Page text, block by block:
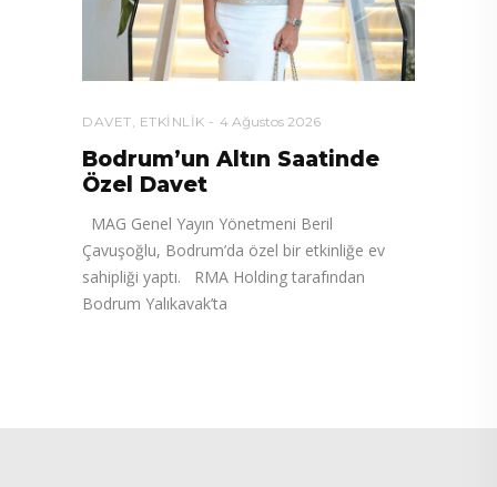
DAVET ETKINLIK 4 Ağustos 2026
Bodrum’un Altın Saatinde
Özel Davet
MAG Genel Yayın Yönetmeni Beril
Çavuşoğlu, Bodrum’da özel bir etkinliğe ev
sahipliği yaptı. RMA Holding tarafından
Bodrum Yalıkavak’ta